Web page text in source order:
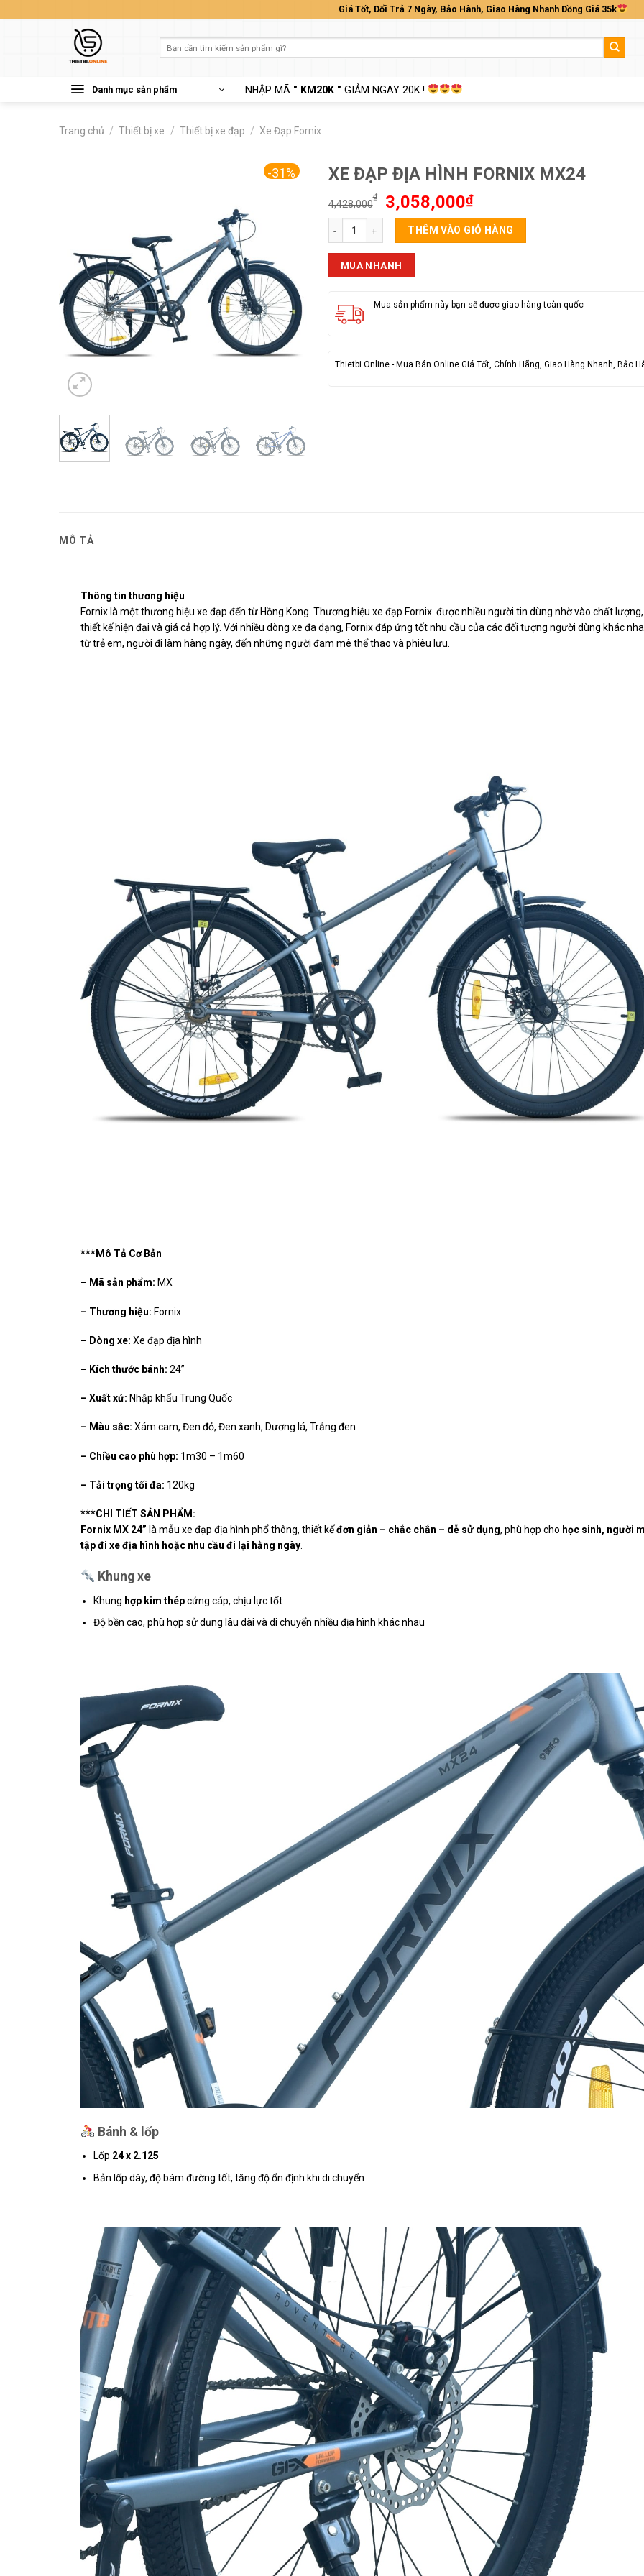
Giá Tốt, Đổi Trả 7 Ngày, Bảo Hành, Giao Hàng Nhanh Đồng Giá 35k
kiếm:
Danh mục sản phẩm NHẬP MÃ " KM20K " GIẢM NGAY 20K !
Trang chủ / Thiết bị xe / Thiết bị xe đạp / Xe Đạp Fornix
-31% XE ĐẠP ĐỊA HÌNH FORNIX MX24
4,428,000
₫
Giá
gốc
4,428,000₫.
3,058,000₫Giá
hiện
tại
là:
XE ĐẠP ĐỊA HÌNH FORNIX MX24 số lượng
THÊM VÀO GIỎ HÀNG
MUA NHANH
Mua sản phẩm này bạn sẽ được giao hàng toàn quốc
Thietbi.Online - Mua Bán Online Giá Tốt, Chính Hãng, Giao Hàng Nhanh, Bảo
MÔ TẢ
Thông tin thương hiệu
Fornix là một thương hiệu xe đạp đến từ Hồng Kong. Thương hiệu xe đạp Fornix được nhiều người tin dùng nhờ vào chất lượng,
thiết kế hiện đại và giá cả hợp lý. Với nhiều dòng xe đa dạng, Fornix đáp ứng tốt nhu cầu của các đối tượng người dùng khác
từ trẻ em, người đi làm hàng ngày, đến những người đam mê thể thao và phiêu lưu.
***Mô Tả Cơ Bản
– Mã sản phẩm: MX
– Thương hiệu: Fornix
– Dòng xe: Xe đạp địa hình
– Kích thước bánh: 24”
– Xuất xứ: Nhập khẩu Trung Quốc
– Màu sắc: Xám cam, Đen đỏ, Đen xanh, Dương lá, Trắng đen
– Chiều cao phù hợp: 1m30 – 1m60
– Tải trọng tối đa: 120kg
***CHI TIẾT SẢN PHẨM:
Fornix MX 24” là mẫu xe đạp địa hình phổ thông, thiết kếđơn giản – chắc chắn – dễ sử dụng, phù hợp cho học sinh, người
tập đi xe địa hình hoặc nhu cầu đi lại hằng ngày
Khung xe
Khung hợp kim thépcứng cáp, chịu lực tốt
Độ bền cao, phù hợp sử dụng lâu dài và di chuyển nhiều địa hình khác nhau
Bánh & lốp
Lốp 24 x 2.125
Bản lốp dày, độ bám đường tốt, tăng độ ổn định khi di chuyển